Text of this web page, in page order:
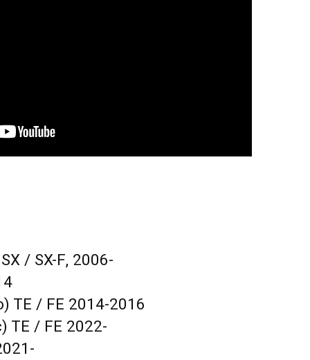
/ SX-F, 2006-
TE / FE 2014-2016
TE / FE 2022-